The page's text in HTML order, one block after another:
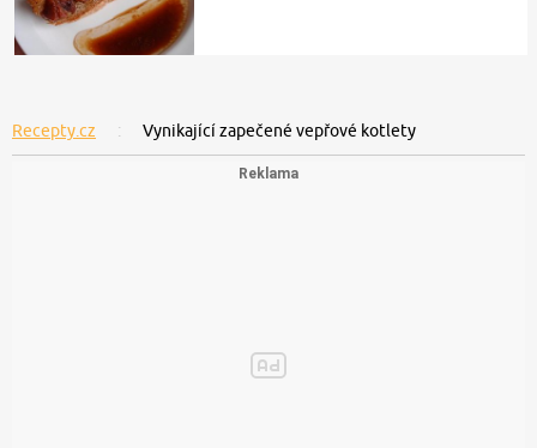
Recepty.cz Vynikající zapečené vepřové kotlety